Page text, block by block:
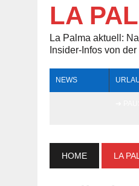
LA
La Palma aktuell:
Insider-Infos von
NEWS
HOME LA